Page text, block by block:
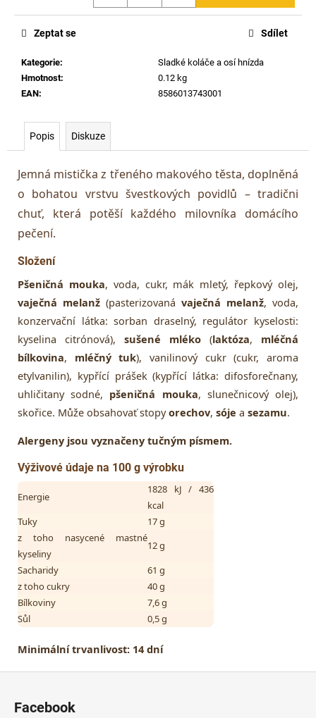
Kategorie:
Sladké koláče a osí hnízda
Hmotnost:
0.12 kg
EAN: 8586013743001
Zeptat se Sdílet
Popis Diskuze
Jemná mistička z třeného makového těsta, doplněná
o bohatou vrstvu švestkových povidlů – tradični
chuť, která potěší každého milovníka domácího
pečení.
Složení
Pšeničná mouka, voda, cukr, mák mletý, řepkový olej,
vaječná melanž (pasterizovaná vaječná melanž, voda,
konzervační látka: sorban draselný, regulátor kyselosti:
kyselina citrónová), sušené mléko (laktóza, mléčná
bílkovina, mléčný tuk), vanilinový cukr (cukr, aroma
etylvanilin), kypřící prášek (kypřící látka: difosforečnany,
uhličitany sodné, pšeničná mouka, slunečnicový olej),
skořice. Může obsahovať stopyorechov, sóje a sezamu.
Alergeny jsou vyznačeny tučným písmem.
Výživové údaje na 100 g výrobku
Energie
1828 kJ / 436
kcal
Tuky
17 g
z toho nasycené mastné
kyseliny
12 g
Sacharidy
61 g
z toho cukry
40 g
Bílkoviny
7,6 g
Sůl
0,5 g
Minimální trvanlivost: 14 dní
Facebook